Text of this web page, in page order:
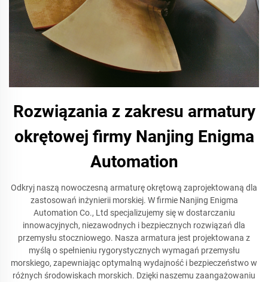
Rozwiązania z zakresu armatury
okrętowej firmy Nanjing Enigma
Automation
Odkryj naszą nowoczesną armaturę okrętową zaprojektowaną dla
zastosowań inżynierii morskiej. W firmie Nanjing Enigma
Automation Co., Ltd specjalizujemy się w dostarczaniu
innowacyjnych, niezawodnych i bezpiecznych rozwiązań dla
przemysłu stoczniowego. Nasza armatura jest projektowana z
myślą o spełnieniu rygorystycznych wymagań przemysłu
morskiego, zapewniając optymalną wydajność i bezpieczeństwo w
różnych środowiskach morskich. Dzięki naszemu zaangażowaniu